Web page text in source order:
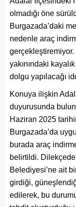
olmadığı öne
Burgazada’daki
nedenle araç
gerçekleştiremiyor.
yakınındaki
dolgu yapılacağı
Konuya ilişkin
duyurusunda
Haziran 2025
Burgazada’da
burada araç
belirtildi.
Belediyesi’ne ait
girdiği,
edilerek, bu